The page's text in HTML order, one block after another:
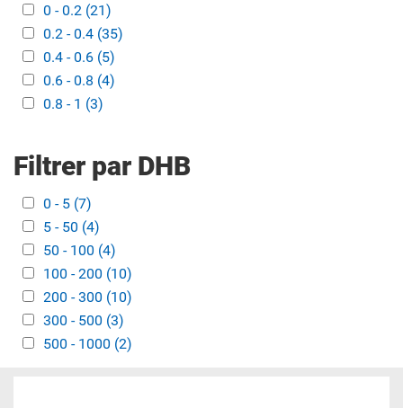
Apply 0 - 0.2 filter
0 - 0.2 (21)
Apply 0.2 - 0.4 filter
0.2 - 0.4 (35)
Apply 0.4 - 0.6 filter
0.4 - 0.6 (5)
Apply 0.6 - 0.8 filter
0.6 - 0.8 (4)
Apply 0.8 - 1 filter
0.8 - 1 (3)
Filtrer par DHB
Apply 0 - 5 filter
0 - 5 (7)
Apply 5 - 50 filter
5 - 50 (4)
Apply 50 - 100 filter
50 - 100 (4)
Apply 100 - 200 filter
100 - 200 (10)
Apply 200 - 300 filter
200 - 300 (10)
Apply 300 - 500 filter
300 - 500 (3)
Apply 500 - 1000 filter
500 - 1000 (2)